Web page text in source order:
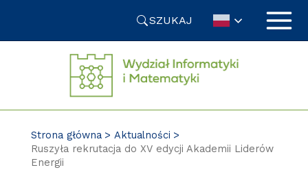
SZUKAJ
Strona główna
Aktualności
Ruszyła rekrutacja do XV edycji Akademii Liderów
Energii